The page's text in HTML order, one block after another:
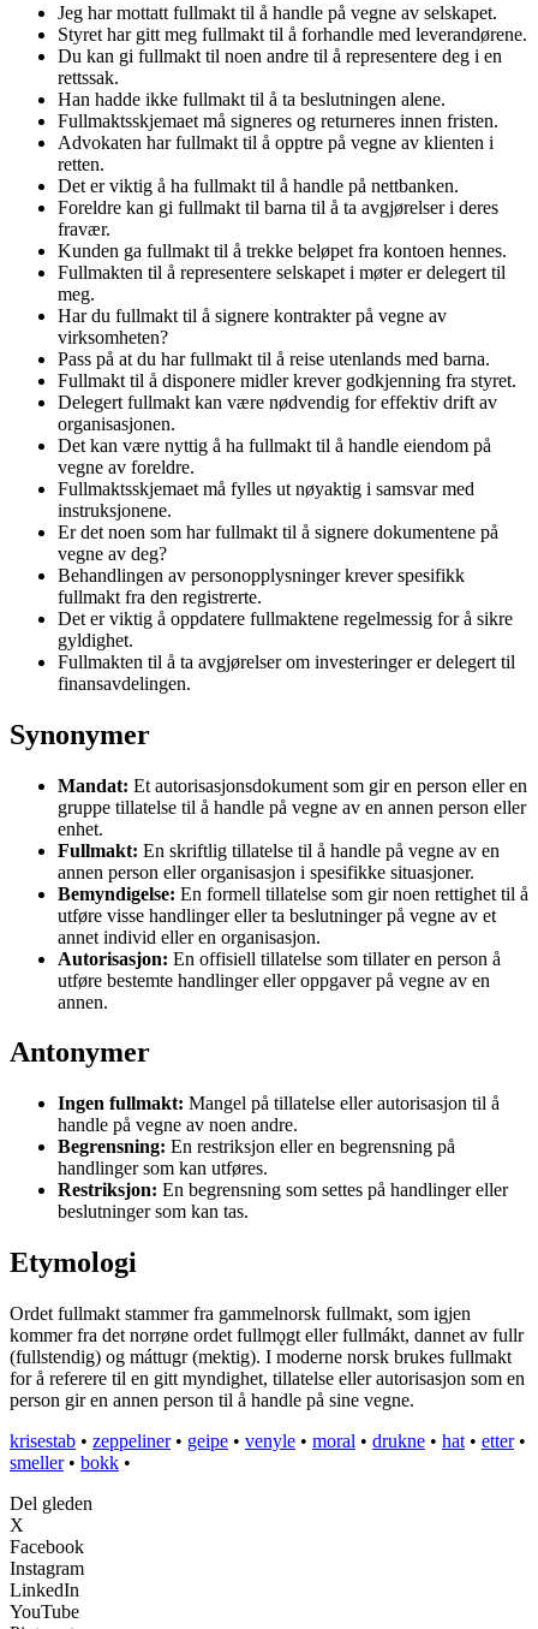
Jeg har mottatt fullmakt til å handle på vegne av selskapet.
Styret har gitt meg fullmakt til å forhandle med leverandørene.
Du kan gi fullmakt til noen andre til å representere deg i en
rettssak.
Han hadde ikke fullmakt til å ta beslutningen alene.
Fullmaktsskjemaet må signeres og returneres innen fristen.
Advokaten har fullmakt til å opptre på vegne av klienten i
retten.
Det er viktig å ha fullmakt til å handle på nettbanken.
Foreldre kan gi fullmakt til barna til å ta avgjørelser i deres
fravær.
Kunden ga fullmakt til å trekke beløpet fra kontoen hennes.
Fullmakten til å representere selskapet i møter er delegert til
meg.
Har du fullmakt til å signere kontrakter på vegne av
virksomheten?
Pass på at du har fullmakt til å reise utenlands med barna.
Fullmakt til å disponere midler krever godkjenning fra styret.
Delegert fullmakt kan være nødvendig for effektiv drift av
organisasjonen.
Det kan være nyttig å ha fullmakt til å handle eiendom på
vegne av foreldre.
Fullmaktsskjemaet må fylles ut nøyaktig i samsvar med
instruksjonene.
Er det noen som har fullmakt til å signere dokumentene på
vegne av deg?
Behandlingen av personopplysninger krever spesifikk
fullmakt fra den registrerte.
Det er viktig å oppdatere fullmaktene regelmessig for å sikre
gyldighet.
Fullmakten til å ta avgjørelser om investeringer er delegert til
finansavdelingen.
Synonymer
Mandat: Et autorisasjonsdokument som gir en person eller en
gruppe tillatelse til å handle på vegne av en annen person eller
enhet.
Fullmakt: En skriftlig tillatelse til å handle på vegne av en
annen person eller organisasjon i spesifikke situasjoner.
Bemyndigelse: En formell tillatelse som gir noen rettighet til å
utføre visse handlinger eller ta beslutninger på vegne av et
annet individ eller en organisasjon.
Autorisasjon: En offisiell tillatelse som tillater en person å
utføre bestemte handlinger eller oppgaver på vegne av en
annen.
Antonymer
Ingen fullmakt: Mangel på tillatelse eller autorisasjon til å
handle på vegne av noen andre.
Begrensning: En restriksjon eller en begrensning på
handlinger som kan utføres.
Restriksjon: En begrensning som settes på handlinger eller
beslutninger som kan tas.
Etymologi
Ordet fullmakt stammer fra gammelnorsk fullmakt, som igjen
kommer fra det norrøne ordet fullmǫgt eller fullmákt, dannet av fullr
(fullstendig) og máttugr (mektig). I moderne norsk brukes fullmakt
for å referere til en gitt myndighet, tillatelse eller autorisasjon som en
person gir en annen person til å handle på sine vegne.
krisestab • zeppeliner• geipe • venyle • moral • drukne • hat • etter•
smeller• bokk •
Del gleden
X
Facebook
Instagram
LinkedIn
YouTube